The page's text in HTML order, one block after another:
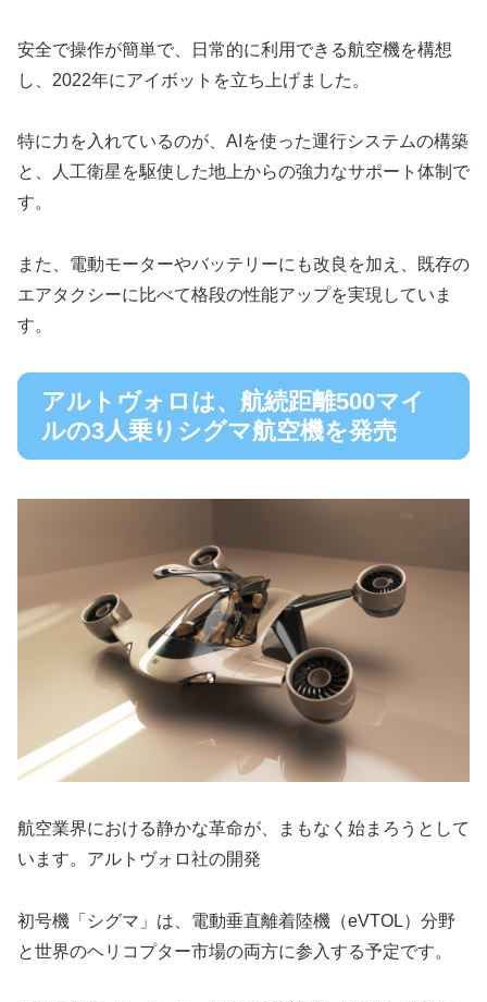
安全で操作が簡単で、日常的に利用できる航空機を構想
し、2022年にアイボットを立ち上げました。
特に力を入れているのが、AIを使った運行システムの構築
と、人工衛星を駆使した地上からの強力なサポート体制で
す。
また、電動モーターやバッテリーにも改良を加え、既存の
エアタクシーに比べて格段の性能アップを実現していま
す。
アルトヴォロは、航続距離500マイ
ルの3人乗りシグマ航空機を発売
航空業界における静かな革命が、まもなく始まろうとして
います。アルトヴォロ社の開発
初号機「シグマ」は、電動垂直離着陸機（eVTOL）分野
と世界のヘリコプター市場の両方に参入する予定です。